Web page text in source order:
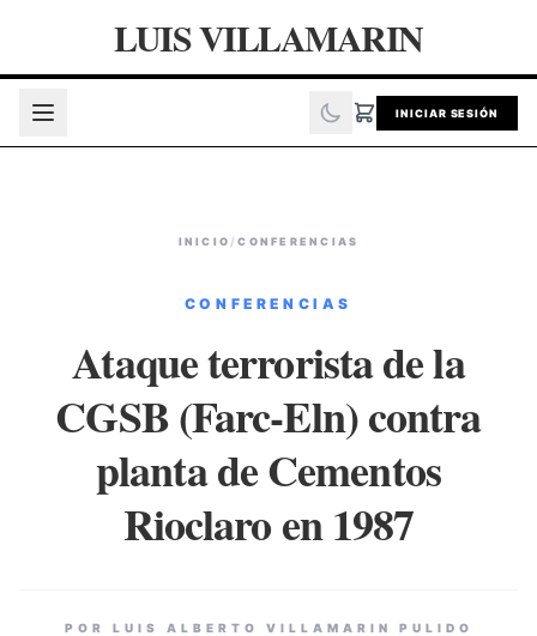
LUIS VILLAMARIN
INICIAR SESIÓN
INICIO /CONFERENCIAS
CONFERENCIAS
Ataque terrorista de la
CGSB (Farc-Eln) contra
planta de Cementos
Rioclaro en 1987
POR LUIS ALBERTO VILLAMARIN PULIDO